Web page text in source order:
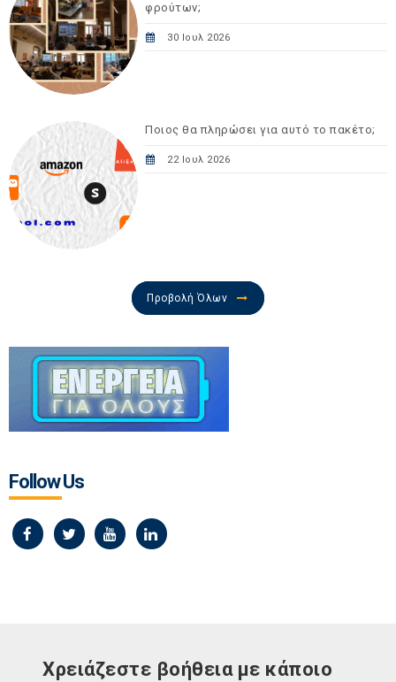
φρούτων;
30 Ιουλ 2026
Ποιος θα πληρώσει για αυτό το πακέτο;
22 Ιουλ 2026
Προβολή Όλων
Follow Us
Χρειάζεστε βοήθεια με κάποιο